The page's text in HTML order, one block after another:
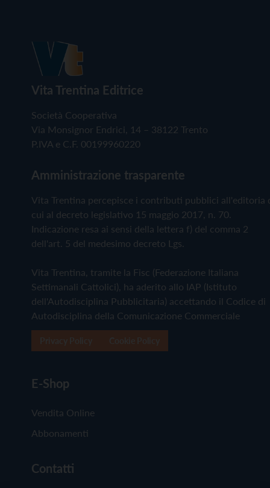
Vita Trentina Editrice
Società Cooperativa
Via Monsignor Endrici, 14 – 38122 Trento
P.IVA e C.F. 00199960220
Amministrazione trasparente
Vita Trentina percepisce i contributi pubblici all'editoria
cui al decreto legislativo 15 maggio 2017, n. 70.
Indicazione resa ai sensi della lettera f) del comma 2
dell'art. 5 del medesimo decreto Lgs.
Vita Trentina, tramite la Fisc (Federazione Italiana
Settimanali Cattolici), ha aderito allo IAP (Istituto
dell'Autodisciplina Pubblicitaria) accettando il Codice di
Autodisciplina della Comunicazione Commerciale
E-Shop
Vendita Online
Abbonamenti
Contatti